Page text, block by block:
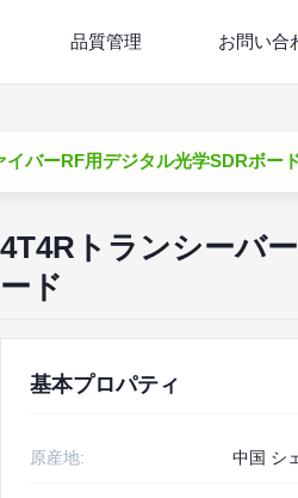
品質管理 お問い合
バーRF用デジタル光学SDRボー
4T4Rトランシーバ
ード
基本プロパティ
原産地: 中国 シ